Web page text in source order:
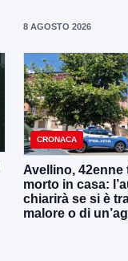
8 AGOSTO 2026
CRONACA
Avellino, 42enne
morto in casa:
chiarirà se si è
malore o di